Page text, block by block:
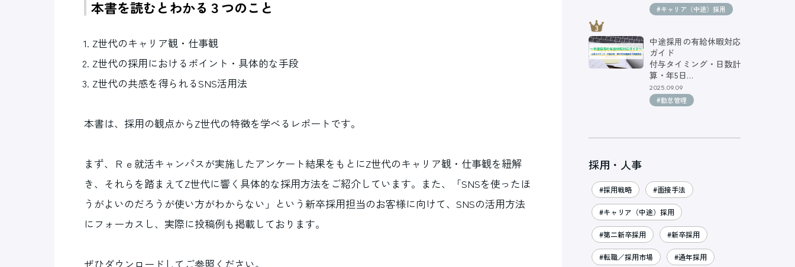
本書を読むとわかる３つのこと
Z世代のキャリア観・仕事観
Z世代の採用におけるポイント・具体的な手段
Z世代の共感を得られるSNS活用法
本書は、採用の観点からZ世代の特徴を学べるレポートです。
まず、Ｒｅ就活キャンパスが実施したアンケート結果をもとにZ世代のキャリア観・仕事観を紐解
き、それらを踏まえてZ世代に響く具体的な採用方法をご紹介しています。また、「SNSを使ったほ
うがよいのだろうが使い方がわからない」という新卒採用担当のお客様に向けて、SNSの活用方法
にフォーカスし、実際に投稿例も掲載しております。
ぜひダウンロードしてご参照ください。
#キャリア（中途）採用
中途採用の有給休暇対応
ガイド
付与タイミング・日数計
算・年5日…
2025.09.09
#勤怠管理
採用・人事
#採用戦略 #面接手法
#キャリア（中途）採用
#第二新卒採用 #新卒採用
#転職／採用市場 #通年採用